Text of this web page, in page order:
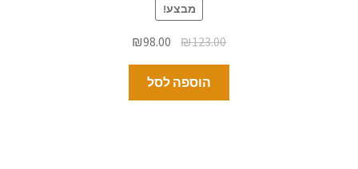
מבצע!
₪123.00
₪98.00
הוספה לסל